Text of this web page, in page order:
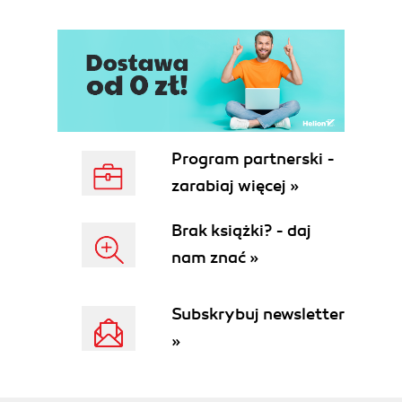
Ćwiczenia
Materiały uzupełniające
Przygotowywanie Raspberry Pi Pico
Wymagania techniczne
Załadowanie CircuitPythona do
Raspberry Pi Pico
Kodowanie dla Pico pierwsze kroki
pomocą CircuitPythona
Miganie diodą za pomocą kodu
Program partnerski -
zarabiaj więcej »
Brak książki? - daj
nam znać »
Subskrybuj newsletter
»